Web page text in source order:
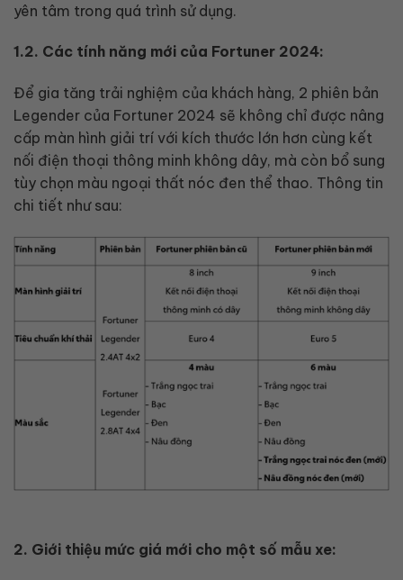
yên tâm trong quá trình sử dụng.
1.2. Các tính năng mới của Fortuner 2024:
Để gia tăng trải nghiệm của khách hàng, 2 phiên bản
Legender của Fortuner 2024 sẽ không chỉ được nâng
cấp màn hình giải trí với kích thước lớn hơn cùng kết
nối điện thoại thông minh không dây, mà còn bổ sung
tùy chọn màu ngoại thất nóc đen thể thao. Thông tin
chi tiết như sau:
2. Giới thiệu mức giá mới cho một số mẫu xe: